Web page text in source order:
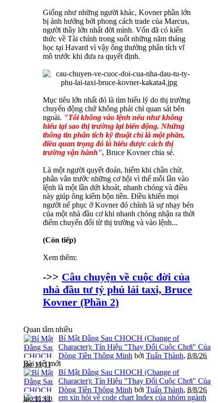
Giống như những người khác, Kovner phần lớn
bị ảnh hưởng bởi phong cách trade của Marcus,
người thầy lớn nhất đời mình. Vốn đã có kiến
thức về Tài chính trong suốt những năm tháng
học tại Havard vì vậy ông thường phân tích vĩ
mô trước khi đưa ra quyết định.
Mục tiêu lớn nhất đó là tìm hiểu lý do thị trường
chuyển động chứ không phải chỉ quan sát bên
ngoài. "Tôi không vào lệnh nếu như không
hiểu tại sao thị trường lại biến động. Những
thông tin phân tích kỹ thuật chỉ là một phần,
điều quan trọng đó là hiểu được cách thị
trường vận hành", Bruce Kovner chia sẻ.
Là một người quyết đoán, hiếm khi chần chừ,
phân vân trước những cơ hội vì thế mỗi lần vào
lệnh là một lần dứt khoát, nhanh chóng và điều
này giúp ông kiếm bộn tiền. Điều khiến mọi
người nể phục ở Kovner đó chính là sự nhạy bén
của một nhà đầu cơ khi nhanh chóng nhận ra thời
điểm chuyển đổi từ thị trường và vào lệnh...
(Còn tiếp)
Xem thêm:
->> Câu chuyện về cuộc đời của
nhà đầu tư tỷ phú lái taxi, Bruce
Kovner (Phần 2)
Quan tâm nhiều
Bí Mật Đằng Sau CHOCH (Change of
Character): Tín Hiệu "Thay Đổi Cuộc Chơi" Của
Dòng Tiền Thông Minh bởi Tuấn Thành, 8/8/26
lúc 11:11
Bài viết mới
Bí Mật Đằng Sau CHOCH (Change of
Character): Tín Hiệu "Thay Đổi Cuộc Chơi" Của
Dòng Tiền Thông Minh bởi Tuấn Thành, 8/8/26
lúc 11:11
em xin hỏi về code chart Index của nhóm ngành